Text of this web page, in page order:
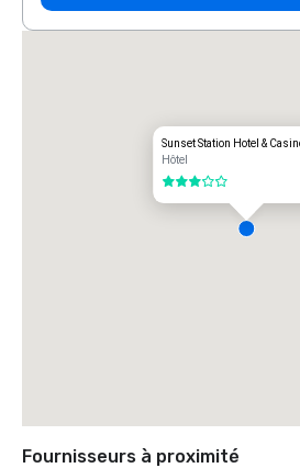
Sunset Station Hotel &
Hôtel
3 sur 5
Fournisseurs à proximité